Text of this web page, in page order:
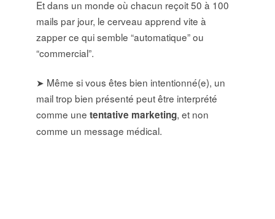
Et dans un monde où chacun reçoit 50 à 100
mails par jour, le cerveau apprend vite à
zapper ce qui semble “automatique” ou
“commercial”.
➤ Même si vous êtes bien intentionné(e), un
mail trop bien présenté peut être interprété
comme unetentative marketing, et non
comme un message médical.